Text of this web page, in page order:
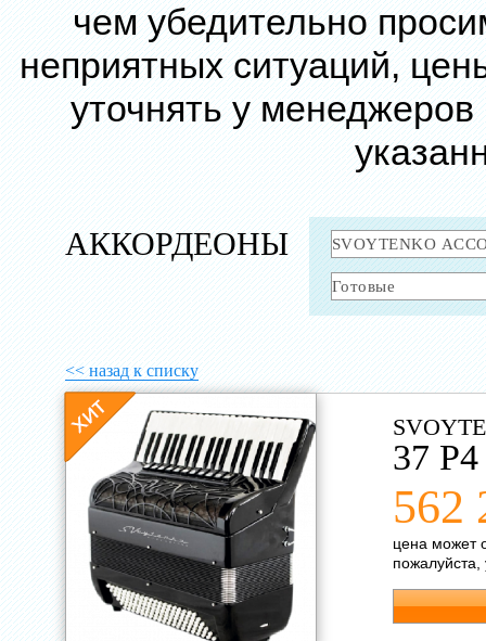
чем убедительно
неприятных ситуаций,
уточнять у
АККОРДЕОНЫ
<< назад к списку
37
562
цена может
пожалуйста,